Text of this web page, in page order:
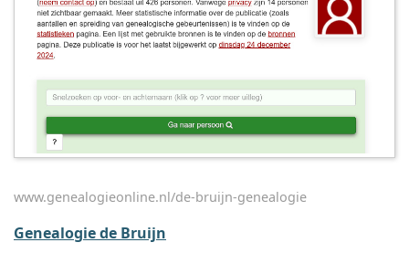
www.genealogieonline.nl/de-bruijn-genealogie
Genealogie de Bruijn